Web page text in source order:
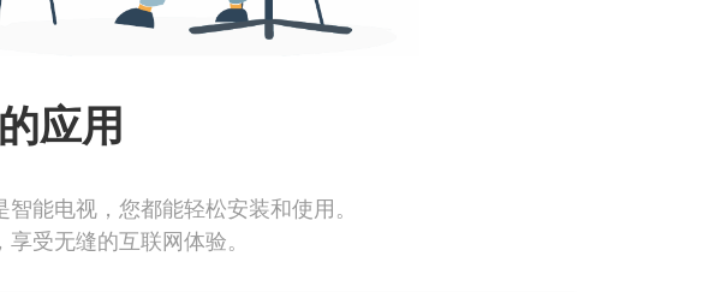
应用
能电视，您都能轻松安装和使用。
受无缝的互联网体验。